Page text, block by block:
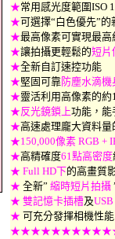
★常用感光度範圍ISO
★可選擇“白色優先”的
★最高像素可實現最高
★讓拍攝更輕鬆的短片
★全新自訂速控功能
★堅固可靠防塵水滴機
★靈活利用高像素的
★反光鏡鎖上功能，能
★高速處理龐大資料量
★150,000像素 RGB +
★高精確度61點高密度
★ Full HD下的高畫質
★ 全新” 縮時短片拍攝
★ 雙記憶卡插槽及
★ 可充分發揮相機性